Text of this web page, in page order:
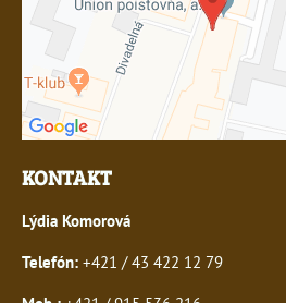
KONTAKT
Lýdia Komorová
Telefón: +421 / 43 422 12 79